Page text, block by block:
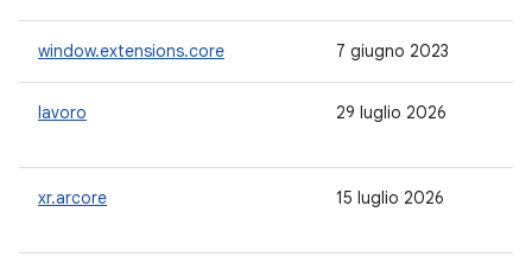
window.extensions.core 7 giugno 2023
lavoro 29 luglio 2026
xr.arcore 15 luglio 2026